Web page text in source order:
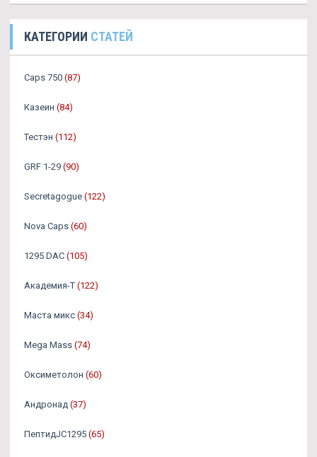
КАТЕГОРИИ СТАТЕЙ
Caps 750 (87)
Казеин (84)
Тестэн (112)
GRF 1-29 (90)
Secretagogue (122)
Nova Caps (60)
1295 DAC (105)
Академия-Т (122)
Маста микс (34)
Mega Mass (74)
Оксиметолон (60)
Андронад (37)
ПептидJC1295 (65)